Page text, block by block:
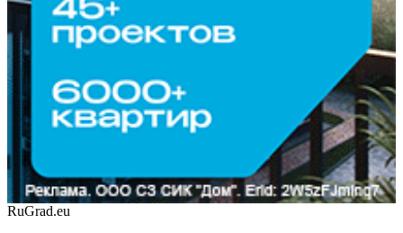
RuGrad.eu